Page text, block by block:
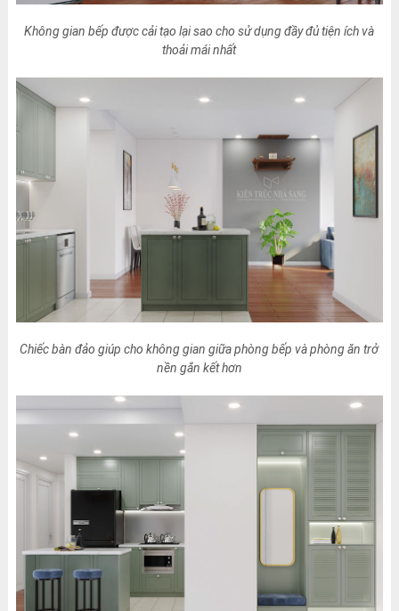
Không gian bếp được cải tạo lại sao cho sử dụng đầy đủ tiện ích và
thoải mái nhất
Chiếc bàn đảo giúp cho không gian giữa phòng bếp và phòng ăn trở
nền gắn kết hơn